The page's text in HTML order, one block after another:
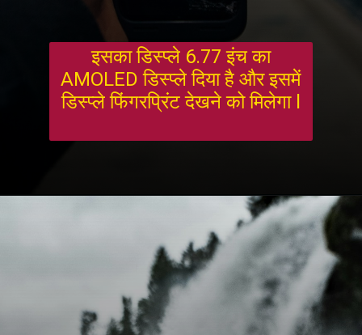
इसका डिस्प्ले 6.77 इंच का
AMOLED डिस्प्ले दिया है और इसमें
डिस्प्ले फिंगरप्रिंट देखने को मिलेगा l